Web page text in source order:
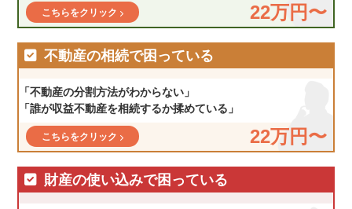
22万円〜
こちらをクリック
不動産の相続で困っている
「不動産の分割方法がわからない」
「誰が収益不動産を相続するか揉めている」
22万円〜
こちらをクリック
財産の使い込みで困っている